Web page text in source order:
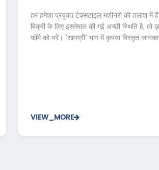
हम हमेशा प्रयुक्त टेक्सटाइल मशीनरी की तलाश में
बिक्री के लिए इस्तेमाल की गई अच्छी स्थिति है, तो
फॉर्म को भरें। "सामग्री" भाग में कृपया विस्तृत
VIEW_MORE